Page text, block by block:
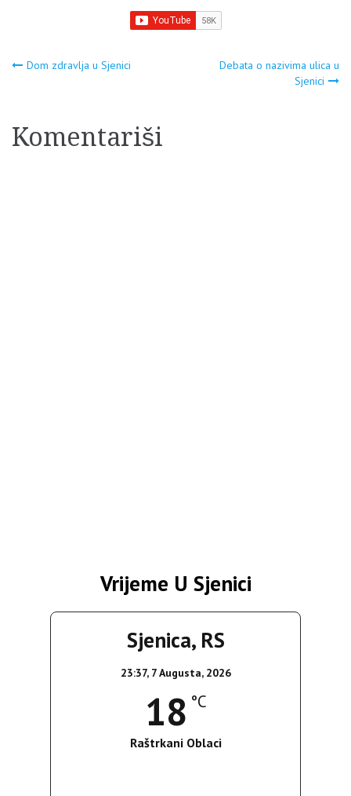
Navigacija
Dom zdravlja u Sjenici
Debata o nazivima ulica u
Sjenici
Komentariši
Vrijeme U Sjenici
Sjenica, RS
23:37, 7 Augusta, 2026
18 °C
Raštrkani Oblaci